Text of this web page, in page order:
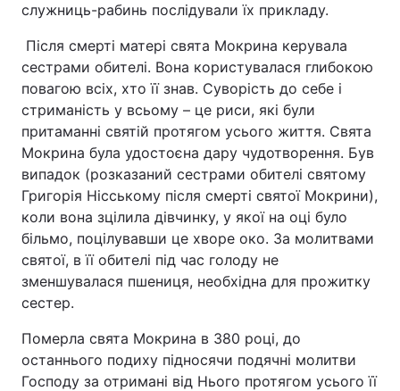
служниць-рабинь послідували їх прикладу.
Після смерті матері свята Мокрина керувала
сестрами обителі. Вона користувалася глибокою
повагою всіх, хто її знав. Суворість до себе і
стриманість у всьому – це риси, які були
притаманні святій протягом усього життя. Свята
Мокрина була удостоєна дару чудотворення. Був
випадок (розказаний сестрами обителі святому
Григорія Нісському після смерті святої Мокрини),
коли вона зцілила дівчинку, у якої на оці було
більмо, поцілувавши це хворе око. За молитвами
святої, в її обителі під час голоду не
зменшувалася пшениця, необхідна для прожитку
сестер.
Померла свята Мокрина в 380 році, до
останнього подиху підносячи подячні молитви
Господу за отримані від Нього протягом усього її